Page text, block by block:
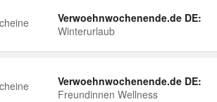
Verwoehnwochenende.de DE:
Winterurlaub
Verwoehnwochenende.de DE:
Freundinnen Wellness